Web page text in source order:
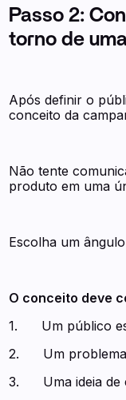
Passo 2:
torno de
Após definir o
conceito da
Não tente
produto em uma
Escolha um
O conceito deve
1. Um público
2. Um problema
3. Uma ideia de